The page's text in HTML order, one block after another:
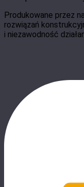
Produkowane przez
rozwiązań
i niezawodność